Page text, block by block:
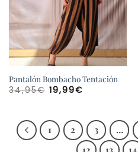
Pantalón Bombacho Tentación
34,95€ El
precio
34,95€.
19,99€El
19,99€.
1 2 3 …
12
13 14